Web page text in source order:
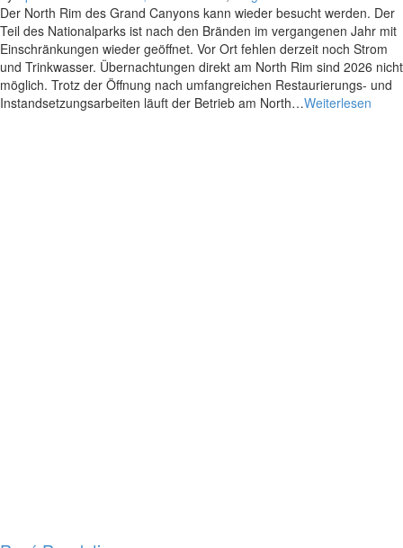
Der North Rim des Grand Canyons kann wieder besucht werden. Der
Teil des Nationalparks ist nach den Bränden im vergangenen Jahr mit
Einschränkungen wieder geöffnet. Vor Ort fehlen derzeit noch Strom
und Trinkwasser. Übernachtungen direkt am North Rim sind 2026 nicht
möglich. Trotz der Öffnung nach umfangreichen Restaurierungs- und
Instandsetzungsarbeiten läuft der Betrieb am North…Weiterlesen